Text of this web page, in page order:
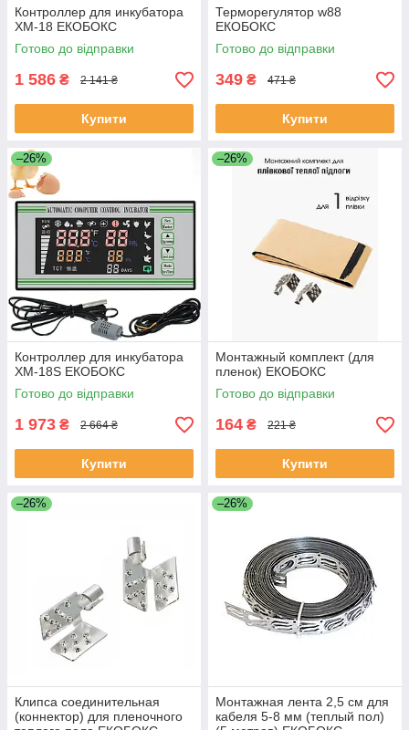
Контроллер для инкубатора
XM-18 ЕКОБОКС
Готово до відправки
1 586 ₴ 2 141 ₴
Купити
Терморегулятор w88
ЕКОБОКС
Готово до відправки
349 ₴ 471 ₴
Купити
–26%
Контроллер для инкубатора
XM-18S ЕКОБОКС
Готово до відправки
1 973 ₴ 2 664 ₴
Купити
–26%
Монтажный комплект (для
пленок) ЕКОБОКС
Готово до відправки
164 ₴ 221 ₴
Купити
–26%
Клипса соединительная
(коннектор) для пленочного
–26%
Монтажная лента 2,5 см для
кабеля 5-8 мм (теплый пол)